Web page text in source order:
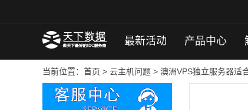
最新活动 产品中心
当前位置： 首页 > 云主机问题 > 澳洲VPS独立服务器适